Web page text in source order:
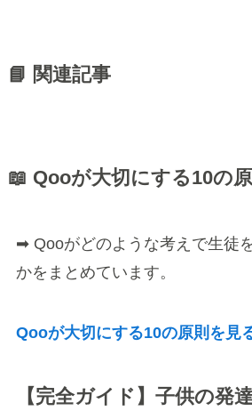
📘 関連記事
📖 Qooが大切にする10の
➡ Qooがどのような考えで生徒
かをまとめています。
Qooが大切にする10の原則を見
【完全ガイド】子供の発